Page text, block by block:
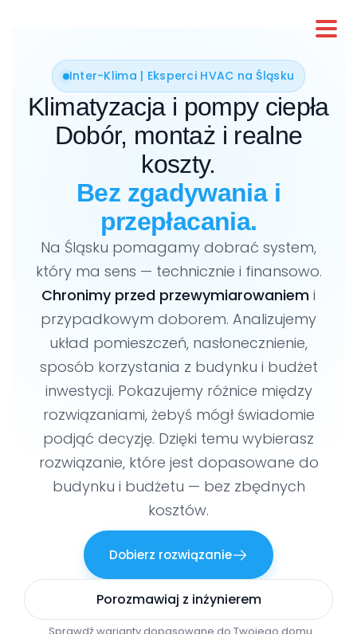
Inter-Klima | Eksperci HVAC na Śląsku
Klimatyzacja i pompy ciepła
Dobór, montaż i realne
koszty.
Bez zgadywania i
przepłacania.
Na Śląsku pomagamy dobrać system,
który ma sens — technicznie i finansowo.
Chronimy przed przewymiarowaniem i
przypadkowym doborem. Analizujemy
układ pomieszczeń, nasłonecznienie,
sposób korzystania z budynku i budżet
inwestycji. Pokazujemy różnice między
rozwiązaniami, żebyś mógł świadomie
podjąć decyzję. Dzięki temu wybierasz
rozwiązanie, które jest dopasowane do
budynku i budżetu — bez zbędnych
kosztów.
Dobierz rozwiązanie
Porozmawiaj z inżynierem